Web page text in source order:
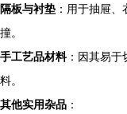
隔板与衬垫 ：用于抽屉
撞。
手工艺品材料：因其易于
料。
其他实用杂品 ：